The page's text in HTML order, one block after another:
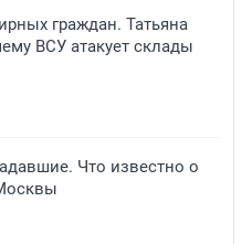
граждан. Татьяна
ВСУ атакует склады
Что известно о